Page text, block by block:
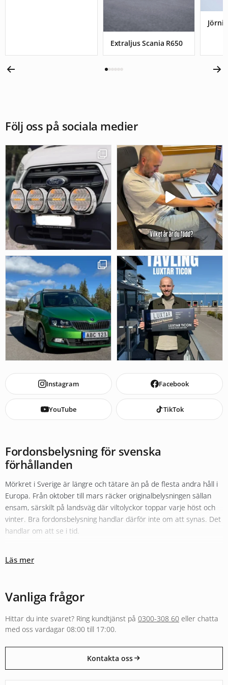
Extraljus Scania R650
Följ oss på sociala medier
Instagram Facebook
YouTube TikTok
Fordonsbelysning för svenska
förhållanden
Mörkret i Sverige är längre och tätare än på de flesta andra håll i
Europa. Från oktober till mars räcker originalbelysningen sällan
ensam, särskilt på landsväg där viltolyckor toppar varje höst och
vinter. Bra fordonsbelysning handlar därför inte om att synas. Det
handlar om att se i tid.
konvertering
för bättre färgtemperatur och räckvidd. För längre
sträckor i mörker fyller
funktion än vad originalljuset klarar, både i räckvidd och i ljusbild.
Arbetsbelysning och varningsljus följer separata regelverk och är
till varningsljus på utryckningsfordon.
E-godkänt för väg eller byggt för annan användning
Läs mer
Vanliga frågor
Hittar du inte svaret? Ring kundtjänst på 0300-308 60 eller chatta
med oss vardagar 08:00 till 17:00.
Kontakta oss